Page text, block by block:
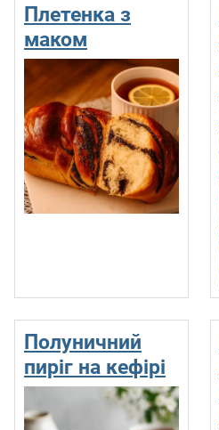
Плетенка з
маком
Полуничний
пиріг на кефірі